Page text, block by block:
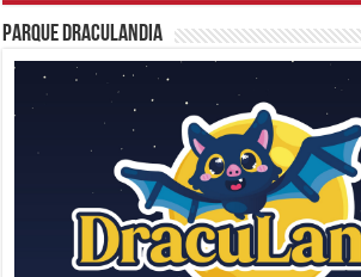
Parque Draculandia